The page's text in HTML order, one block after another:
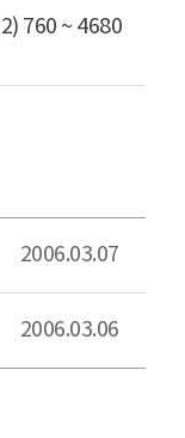
760 ~ 4680
2006.03.07
2006.03.06